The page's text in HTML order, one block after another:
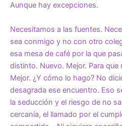
Aunque hay excepciones.
Necesitamos a las fuentes.
sea conmigo y no con otro
esa mesa de café por la que
distinto. Nuevo. Mejor. Para
Mejor. ¿Y cómo lo hago? No
desagrada ese encuentro. Eso
la seducción y el riesgo de no
cercanía, el llamado por el